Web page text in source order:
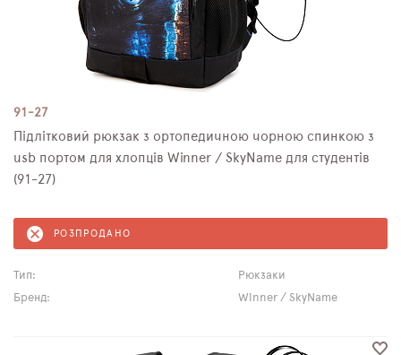
91-27
Підлітковий рюкзак з ортопедичною чорною спинкою з
usb портом для хлопців Winner / SkyName для студентів
(91-27)
РОЗПРОДАНО
Тип:
Рюкзаки
Бренд:
Winner / SkyName